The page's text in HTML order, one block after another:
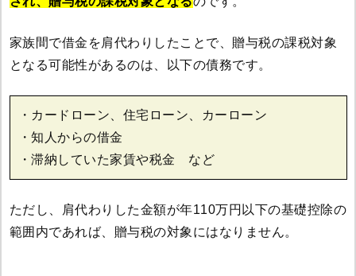
家族間で借金を肩代わりしたことで、贈与税の課税対象
となる可能性があるのは、以下の債務です。
・カードローン、住宅ローン、カーローン
・知人からの借金
・滞納していた家賃や税金 など
ただし、肩代わりした金額が年110万円以下の基礎控除の
範囲内であれば、贈与税の対象にはなりません。